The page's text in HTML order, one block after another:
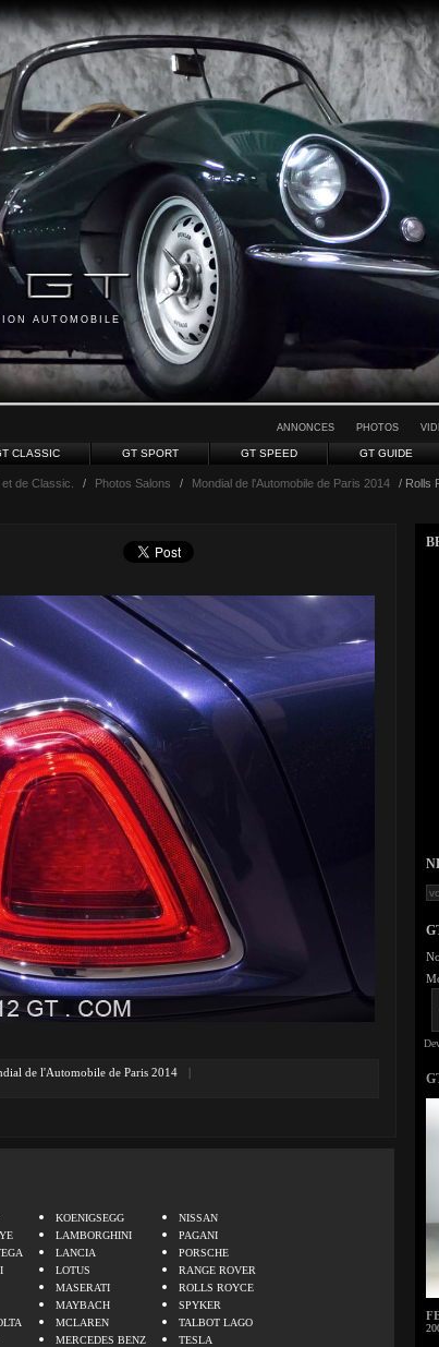
AUTOMOBILE
ANNONCES PHOTOS
CLASSIC GT SPORT GT SPEED GT GUIDE
de Classic. / Photos Salons / Mondial de l'Automobile de Paris 2014 / Rolls
de l'Automobile de Paris 2014
|
KOENIGSEGG
LAMBORGHINI
LANCIA
LOTUS
MASERATI
MAYBACH
MCLAREN
MERCEDES BENZ
NISSAN
PAGANI
PORSCHE
RANGE ROVER
ROLLS ROYCE
SPYKER
TALBOT LAGO
TESLA